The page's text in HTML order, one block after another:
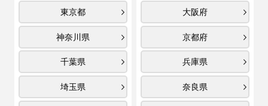
東京都
神奈川県
千葉県
埼玉県
大阪府
京都府
兵庫県
奈良県